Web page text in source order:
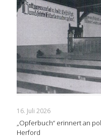
16. Juli 2026
„Opferbuch“ erinnert an
Herford